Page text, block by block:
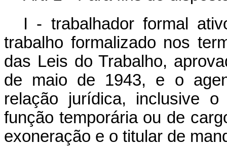
I - trabalhador formal
trabalho formalizado nos
das Leis do Trabalho,
de maio de 1943, e o
relação jurídica, inclusive
função temporária ou de
exoneração e o titular de